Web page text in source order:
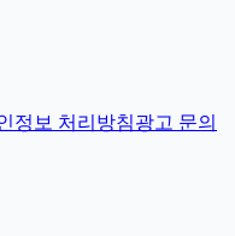
정보 처리방침광고 문의